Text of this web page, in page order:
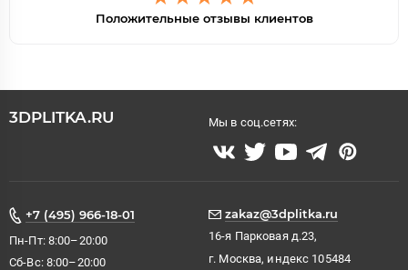
Положительные отзывы клиентов
3DPLITKA.RU Мы в соц.сетях:
+7 (495) 966-18-01
Пн-Пт: 8:00–20:00
Сб-Вс: 8:00–20:00
zakaz@3dplitka.ru
16-я Парковая д.23,
г. Москва, индекс 105484